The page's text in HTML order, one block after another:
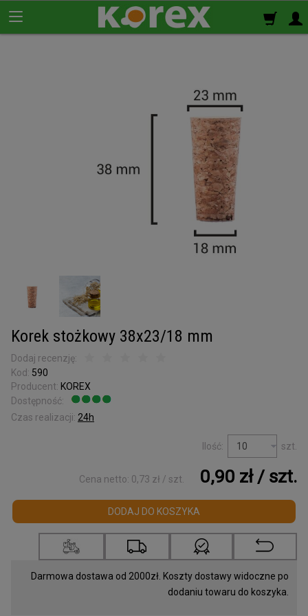
Płyty korkowe
Rolki korkowe
Podkład korkowy
pod panele
Korek izolacyjny
Izolacja termiczno-akustyczna
Korek samoprzylepny
do terrarium
Listwy korkowe
Mapy Świata
Akcesoria
Tablice w ramce
Korek dylatacyjny
Korek stożkowy 38x23/18 mm
Dodaj recenzję:
Kod: 590
Producent: KOREX
Dostępność:
Czas realizacji: 24h
Ilość: szt.
Cena netto: 0,73 zł / szt. 0,90 zł/ szt.
DODAJ DO KOSZYKA
Darmowa dostawa od 2000zł. Koszty dostawy widoczne po
dodaniu towaru do koszyka.